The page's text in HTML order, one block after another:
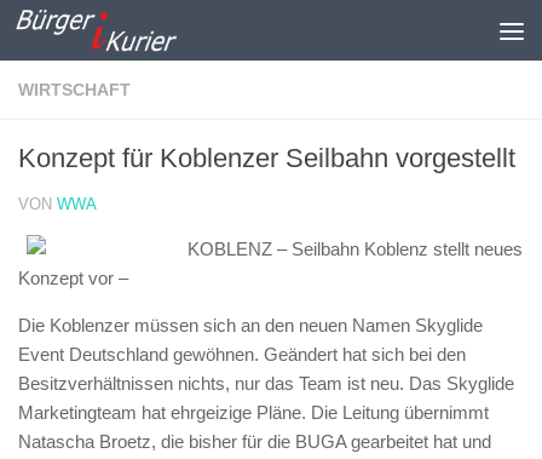
Zum Inhalt springen
WIRTSCHAFT
Konzept für Koblenzer Seilbahn vorgestellt
VON WWA
KOBLENZ – Seilbahn Koblenz stellt neues
Konzept vor –
Die Koblenzer müssen sich an den neuen Namen Skyglide
Event Deutschland gewöhnen. Geändert hat sich bei den
Besitzverhältnissen nichts, nur das Team ist neu. Das Skyglide
Marketingteam hat ehrgeizige Pläne. Die Leitung übernimmt
Natascha Broetz, die bisher für die BUGA gearbeitet hat und